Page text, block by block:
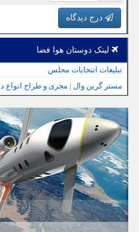
درج دیدگاه
لینک دوستان هوا فضا
تبلیغات انتخابات مجلس
مستر گرین وال | مجری و طراح انواع